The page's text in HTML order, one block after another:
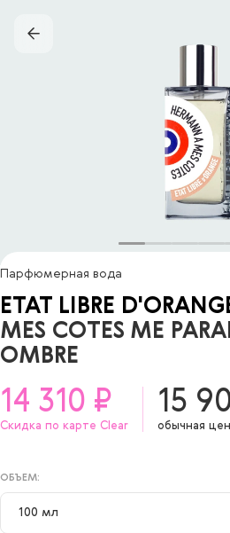
Парфюмерная вода
ETAT LIBRE
MES COTES ME
OMBRE
ОБЪЕМ:
100 мл
14 310 ₽
Скидка по карте Clear
15
обычная